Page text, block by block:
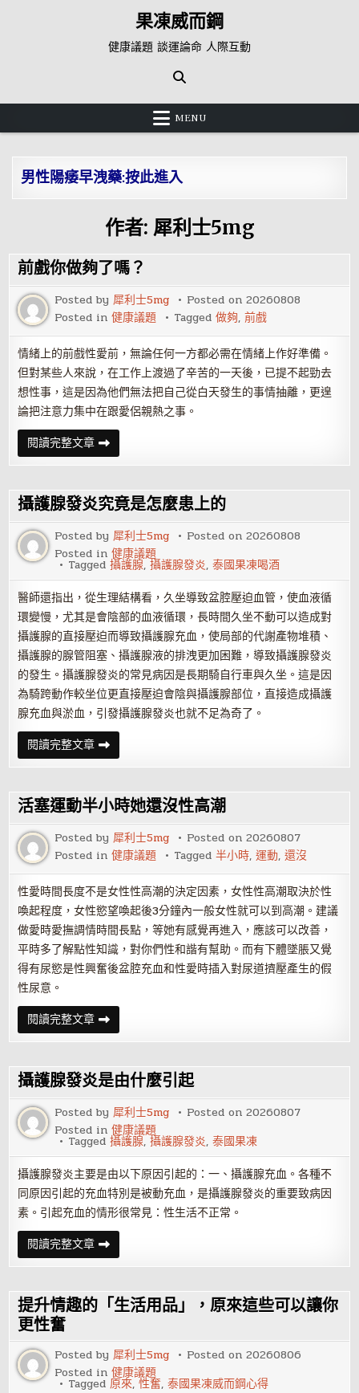
果凍威而鋼
健康議題 談運論命 人際互動
MENU
男性陽痿早洩藥:按此進入
作者: 犀利士5mg
前戲你做夠了嗎？
Posted by犀利士5mg Posted on20260808
Posted in健康議題 Tagged做夠,前戲
情緒上的前戲性愛前，無論任何一方都必需在情緒上作好準備。
但對某些人來說，在工作上渡過了辛苦的一天後，已提不起勁去
想性事，這是因為他們無法把自己從白天發生的事情抽離，更遑
論把注意力集中在跟愛侶親熱之事。
閱讀完整文章前
戲
你
夠
了
嗎？
攝護腺發炎究竟是怎麼患上的
Posted by犀利士5mg Posted on20260808
Posted in健康議題
Tagged攝護腺,攝護腺發炎,泰國果凍喝酒
醫師還指出，從生理結構看，久坐導致盆腔壓迫血管，使血液循
環變慢，尤其是會陰部的血液循環，長時間久坐不動可以造成對
攝護腺的直接壓迫而導致攝護腺充血，使局部的代謝產物堆積、
攝護腺的腺管阻塞、攝護腺液的排洩更加困難，導致攝護腺發炎
的發生。攝護腺發炎的常見病因是長期騎自行車與久坐。這是因
為騎跨動作較坐位更直接壓迫會陰與攝護腺部位，直接造成攝護
腺充血與淤血，引發攝護腺發炎也就不足為奇了。
閱讀完整文章攝
護
腺
炎
究
竟
是
怎
麼
患
的
活塞運動半小時她還沒性高潮
Posted by犀利士5mg Posted on20260807
Posted in健康議題 Tagged半小時,運動,還沒
性愛時間長度不是女性性高潮的決定因素，女性性高潮取決於性
喚起程度，女性慾望喚起後3分鐘內一般女性就可以到高潮。建議
做愛時愛撫調情時間長點，等她有感覺再進入，應該可以改善，
平時多了解點性知識，對你們性和諧有幫助。而有下體墜脹又覺
得有尿慾是性興奮後盆腔充血和性愛時插入對尿道擠壓產生的假
性尿意。
閱讀完整文章活
塞
運
半
小
時
她
還
沒
性
高
潮
攝護腺發炎是由什麼引起
Posted by犀利士5mg Posted on20260807
Posted in健康議題
Tagged攝護腺,攝護腺發炎,泰國果凍
攝護腺發炎主要是由以下原因引起的：一、攝護腺充血。各種不
同原因引起的充血特別是被動充血，是攝護腺發炎的重要致病因
素。引起充血的情形很常見：性生活不正常。
閱讀完整文章攝
護
腺
炎
是
由
引
起
提升情趣的「生活用品」，原來這些可以讓你
更性奮
Posted by犀利士5mg Posted on20260806
Posted in健康議題
Tagged原來,性奮,泰國果凍威而鋼心得